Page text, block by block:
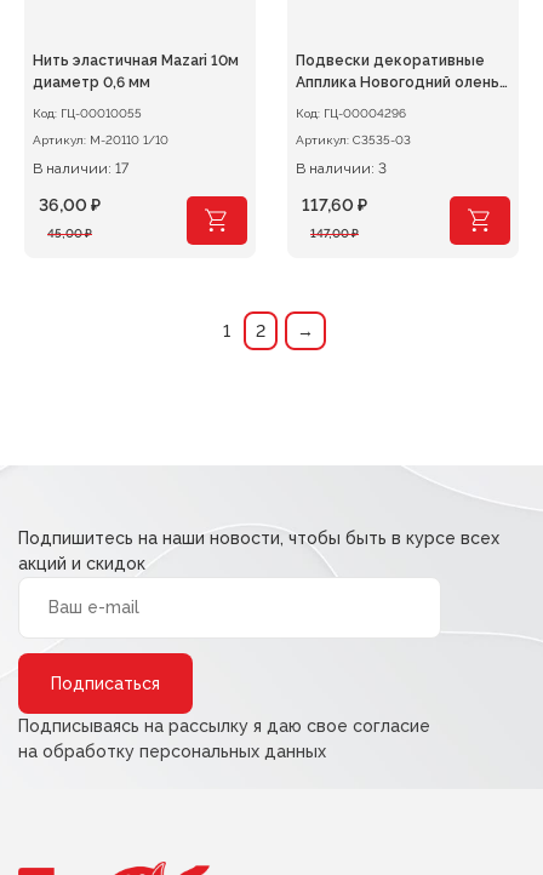
Нить эластичная Mazari 10м
диаметр 0,6 мм
Код: ГЦ-00010055
Артикул:
M-20110 1/10
В наличии: 17
45,00₽
Первоначальная
36,00 ₽
Текущая
Подвески декоративные
Апплика Новогодний олень
и колокольчик
Код: ГЦ-00004296
Артикул: С3535-03
В наличии: 3
147,00₽
Первоначальная
117,60 ₽
Текущая
1 2 →
Подпишитесь на наши новости, чтобы быть в курсе всех
акций и скидок
Подписываясь на рассылку я даю свое согласие
на обработку персональных данных